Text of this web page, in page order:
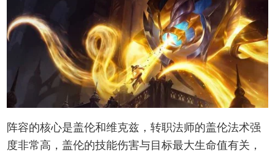
阵容的核心是盖伦和维克兹，转职法师的盖伦法术强
度非常高，盖伦的技能伤害与目标最大生命值有关，